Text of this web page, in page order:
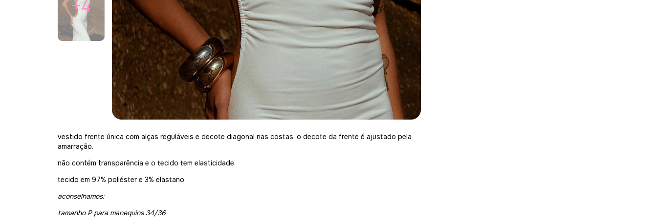
+4
vestido frente única com alças reguláveis e decote diagonal nas costas. o decote da frente é ajustado pela
amarração.
não contém transparência e o tecido tem elasticidade.
tecido em 97% poliéster e 3% elastano
aconselhamos:
tamanho P para manequins 34/36